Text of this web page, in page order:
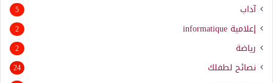
آداب 5
إعلامية informatique
2
رياضة 2
نصائح لطفلك 24